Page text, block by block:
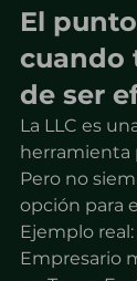
El
cuando
de ser
La LLC es
herramienta
Pero no
opción para
Ejemplo real:
Empresario